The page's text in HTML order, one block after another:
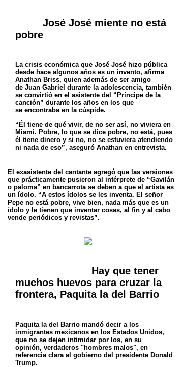
José José miente no está
pobre
La crisis económica que José José hizo pública
desde hace algunos años es un invento, afirma
Anathan Briss, quien además de ser amigo
de Juan Gabriel durante la adolescencia, también
se convirtió en el asistente del “Príncipe de la
canción” durante los años en los que
se encontraba en la cúspide.
“Él tiene de qué vivir, de no ser así, no viviera en
Miami. Pobre, lo que se dice pobre, no está, pues
él tiene dinero y si no, no se estuviera atendiendo
ni nada de eso”, aseguró Anathan en entrevista.
El exasistente del cantante agregó que las versiones
que prácticamente pusieron al intérprete de “Gavilán
o paloma” en bancarrota se deben a que el artista es
un ídolo. “A estos ídolos se les inventa. El señor
Pepe no está pobre, vive bien, nada más que es un
ídolo y le tienen que inventar cosas, al fin y al cabo
vende periódicos y revistas”.
Hay que tener
muchos huevos para cruzar la
frontera, Paquita la del Barrio
Paquita la del Barrio mandó decir a los
inmigrantes mexicanos en los Estados Unidos,
que no se dejen intimidar por los, en su
opinión, verdaderos "hombres malos", en
referencia clara al gobierno del presidente Donald
Trump.